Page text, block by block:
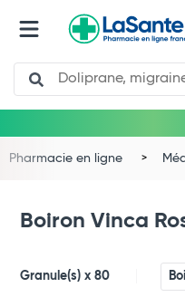
Search
Pharmacie en ligne
Boiron Vinca
Granule(s) x 80